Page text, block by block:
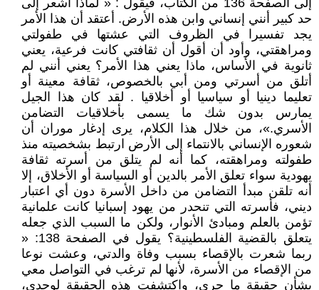
إلى الصفحة 136 من الكتاب، فيقول : « لماذا أشعر إلى
حد كبير أنني إنساني وابن هذه الأرض. أعتقد أن هذا الأمر
يجد تفسيرا في الظروف التي عشتها في طفولتي
ومراهقتي، وأود أن أقول أن ثقافتي كانت فرعية، يعني
ثانوية في الأساس، ماذا يعني هذا الأمر؟ يعني أنني لم
أتلق من أسرتي ومن أبي بالخصوص، ثقافة معينة أو
تعليما دينيا أو سياسيا أو أخلاقيا . لقد كان هذا الجيل
يمارس بدون شك ما يسمى بأخلاقيات التضامن
الأسري.»، من خلال هذا الكلام، يرى إدغار موران أن
شعوره الإنساني بالانتماء إلى الأرض ارتبط بشخصيته منذ
طفولته ومراهقته، كما أنه لم يتلق من أسرته ثقافة
يهودية سواء تعلق الأمر بالدين أو السياسة أو الأخلاق، إلا
أنه تلقن مبدأ التضامن من داخل الأسرة دون أي اعتبار
ديني، فأسرته التي تنحدر من يهود إسبانيا كانت علمانية
تؤمن بالعلم ومبادئ الأنوار، ولكن ما السبب الذي جعله
يتعلق بالقضية الفلسطينية؟ يقول في الصفحة 138: «
ربما شعرت بالإقصاء بسبب وفاة والدتي، وعشت نوعا
من الإقصاء من الأسرة، لأنها لم ترغب في التواصل معي
بشأن حقيقة ما جرى، واكتشفت هذه الحقيقة لوحدي،